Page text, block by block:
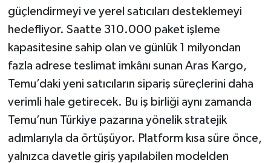
güçlendirmeyi ve yerel satıcıları desteklemeyi
hedefliyor. Saatte 310.000 paket işleme
kapasitesine sahip olan ve günlük 1 milyondan
fazla adrese teslimat imkânı sunan Aras Kargo,
Temu’daki yeni satıcıların sipariş süreçlerini daha
verimli hale getirecek. Bu iş birliği aynı zamanda
Temu’nun Türkiye pazarına yönelik stratejik
adımlarıyla da örtüşüyor. Platform kısa süre önce,
yalnızca davetle giriş yapılabilen modelden